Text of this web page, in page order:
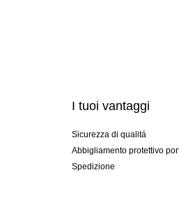
I tuoi vantaggi
Sicurezza di qualitá
Abbigliamento protettivo
Spedizione